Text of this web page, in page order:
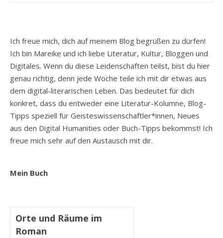
Ich freue mich, dich auf meinem Blog begrüßen zu dürfen!
Ich bin Mareike und ich liebe Literatur, Kultur, Bloggen und
Digitales. Wenn du diese Leidenschaften teilst, bist du hier
genau richtig, denn jede Woche teile ich mit dir etwas aus
dem digital-literarischen Leben. Das bedeutet für dich
konkret, dass du entweder eine Literatur-Kolumne, Blog-
Tipps speziell für Geisteswissenschaftler*innen, Neues
aus den Digital Humanities oder Buch-Tipps bekommst! Ich
freue mich sehr auf den Austausch mit dir.
Mein Buch
Orte und Räume im
Roman